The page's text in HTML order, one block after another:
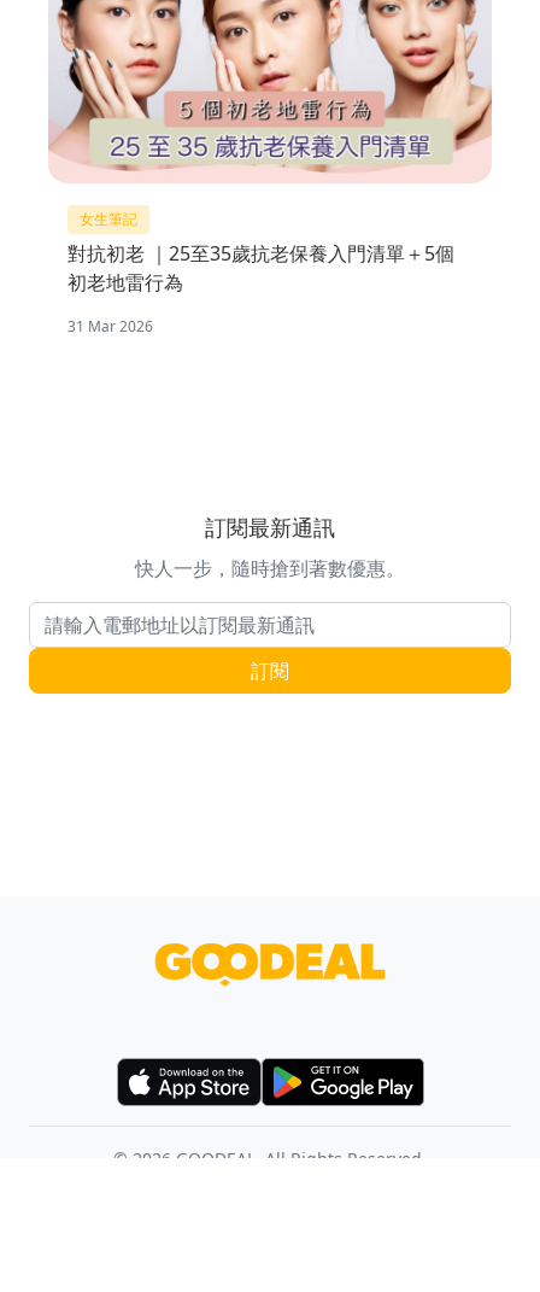
女生筆記
對抗初老 ｜25至35歲抗老保養入門清單＋5個
初老地雷行為
31 Mar 2026
訂閱最新通訊
快人一步，隨時搶到著數優惠。
電郵地址 訂閱
© 2026 GOODEAL. All Rights Reserved.